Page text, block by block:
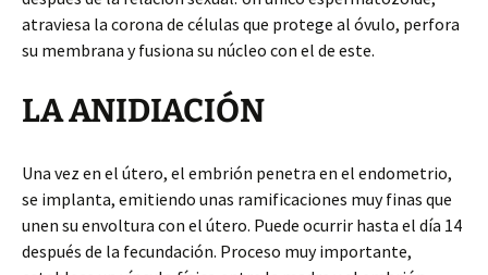
atraviesa la corona de células que protege al óvulo, perfora
su membrana y fusiona su núcleo con el de este.
LA ANIDIACIÓN
Una vez en el útero, el embrión penetra en el endometrio,
se implanta, emitiendo unas ramificaciones muy finas que
unen su envoltura con el útero. Puede ocurrir hasta el día 14
después de la fecundación. Proceso muy importante,